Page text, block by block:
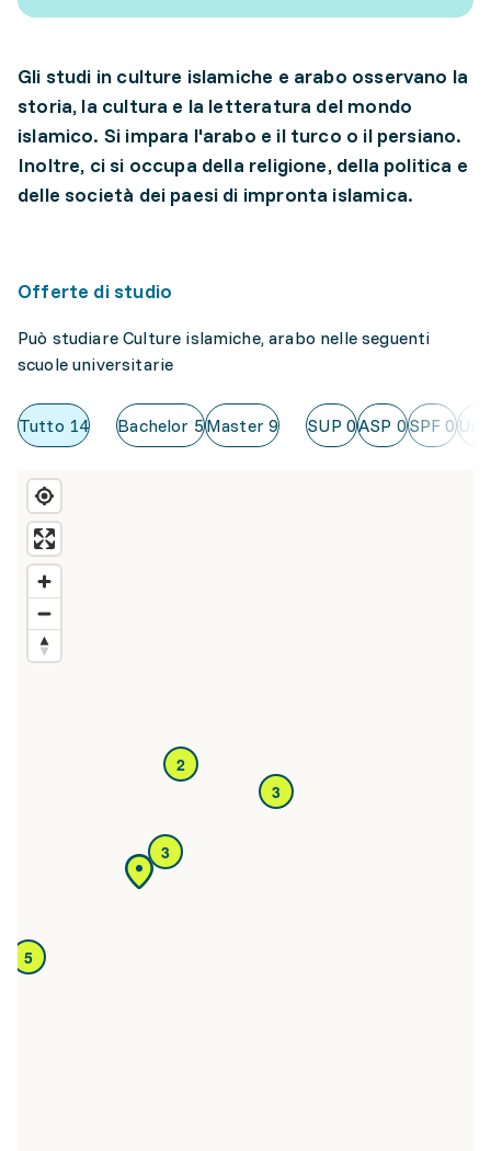
Gli studi in culture islamiche e arabo osservano la
storia, la cultura e la letteratura del mondo
islamico. Si impara l'arabo e il turco o il persiano.
Inoltre, ci si occupa della religione, della politica e
delle società dei paesi di impronta islamica.
Offerte di studio
Può studiare Culture islamiche, arabo nelle seguenti
scuole universitarie
Tutto 14 Bachelor 5Master9 SUP 0ASP 0SPF 0Uni
2
3
5
3